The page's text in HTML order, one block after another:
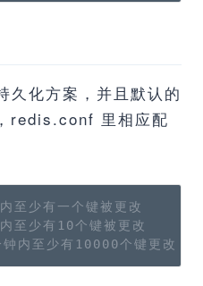
化方案，并且默认的
redis.conf 里相应配
至少有一个键被更改
至少有10个键被更改
内至少有10000个键更改